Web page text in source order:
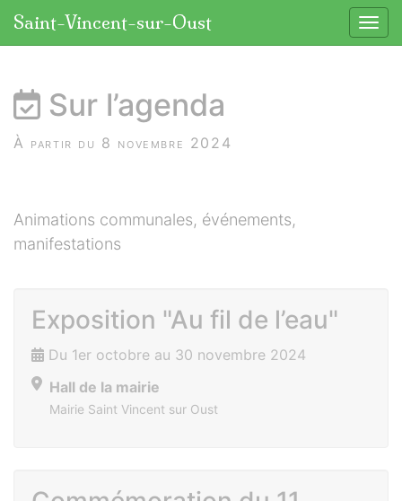
Saint-Vincent-sur-Oust
Sur l’agenda
À partir du 8 novembre 2024
Animations communales, événements,
manifestations
Exposition "Au fil de l’eau"
Du 1er octobre au 30 novembre 2024
Hall de la mairie
Mairie Saint Vincent sur Oust
Panneau de gestion des cookies